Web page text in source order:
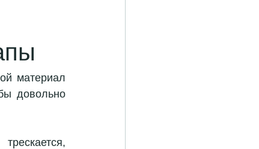
материал
довольно